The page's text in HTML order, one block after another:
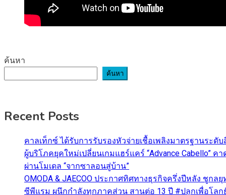
ค้นหา
ค้นหา
Recent Posts
คาลเท็กซ์ ได้รับการรับรองหัวจ่ายเชื้อเพลิงมาตรฐานร
ผู้บริโภคยุคใหม่เปลี่ยนเกมแฮร์แคร์ “Advance
ผ่านโมเดล “จากซาลอนสู่บ้าน”
OMODA & JAECOO ประกาศทิศทางธุรกิจครึ่งปีหลัง ชูกล
ซีพีแรม ผนึกกำลังทุกภาคส่วน สานต่อ 13 ปี #ปลูกเพื่อโลก